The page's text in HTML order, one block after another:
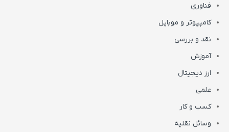
فناوری
کامپیوتر و موبایل
نقد و بررسی
آموزش
ارز دیجیتال
علمی
کسب و کار
وسائل نقلیه